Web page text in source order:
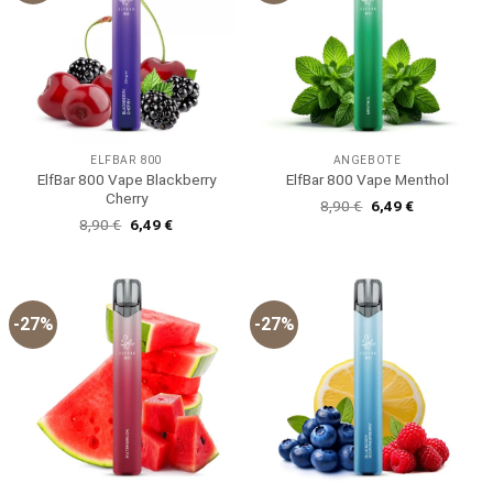
ELFBAR 800
ElfBar 800 Vape Blackberry
Cherry
8,90€ Ursprünglicher
Preis
6,49€Aktueller
ANGEBOTE
ElfBar 800 Vape Menthol
8,90€ Ursprünglicher
Preis
6,49€Aktueller
-27% -27%